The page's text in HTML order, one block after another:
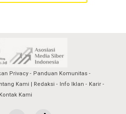
Privacy
Panduan Komunitas
Kami | Redaksi Info Iklan
Karir
Kontak Kami